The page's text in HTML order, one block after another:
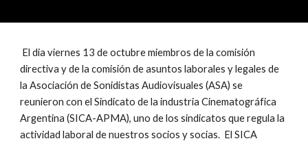
El dia viernes 13 de octubre miembros de la comisión
directiva y de la comisión de asuntos laborales y legales de
la Asociación de Sonidistas Audiovisuales (ASA) se
reunieron con el Sindicato de la industria Cinematográfica
Argentina (SICA-APMA), uno de los sindicatos que regula la
actividad laboral de nuestros socios y socias. El SICA